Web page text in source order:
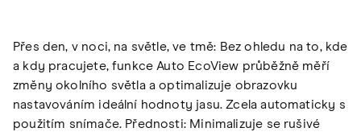
Přes den, v noci, na světle, ve tmě: Bez ohledu na to, kde
a kdy pracujete, funkce Auto EcoView průběžně měří
změny okolního světla a optimalizuje obrazovku
nastavováním ideální hodnoty jasu. Zcela automaticky s
použitím snímače. Přednosti: Minimalizuje se rušivé